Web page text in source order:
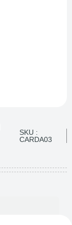
SKU :
CARDA03